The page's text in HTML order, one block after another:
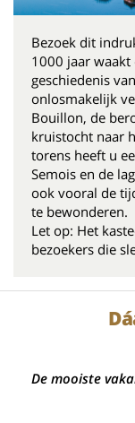
Bezoek dit
1000 jaar
geschiedenis
onlosmakelijk
Bouillon, de
kruistocht naar
torens heeft u
Semois en de
ook vooral de
te bewonderen.
Let op: Het
bezoekers die
De mooiste